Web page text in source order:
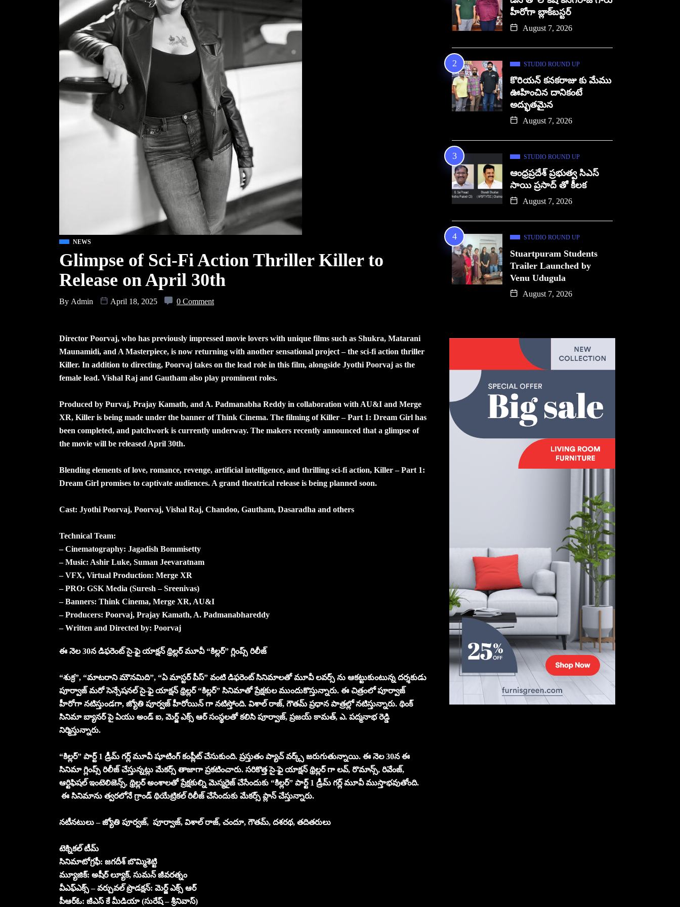
NEWS
Glimpse of Sci-Fi Action Thriller Killer to
Release on April 30th
By Admin April 18, 2025 0 Comment
Director Poorvaj, who has previously impressed movie lovers with unique films such as Shukra, Matarani
Maunamidi, and A Masterpiece, is now returning with another sensational project – the sci-fi action thriller
Killer. In addition to directing, Poorvaj takes on the lead role in this film, alongside Jyothi Poorvaj as the
female lead. Vishal Raj and Gautham also play prominent roles.
Produced by Purvaj, Prajay Kamath, and A. Padmanabha Reddy in collaboration with AU&I and Merge
XR, Killer is being made under the banner of Think Cinema. The filming of Killer – Part 1: Dream Girl has
been completed, and patchwork is currently underway. The makers recently announced that a glimpse of
the movie will be released April 30th.
Blending elements of love, romance, revenge, artificial intelligence, and thrilling sci-fi action, Killer – Part 1:
Dream Girl promises to captivate audiences. A grand theatrical release is being planned soon.
Cast: Jyothi Poorvaj, Poorvaj, Vishal Raj, Chandoo, Gautham, Dasaradha and others
Technical Team:
– Cinematography: Jagadish Bommisetty
– Music: Ashir Luke, Suman Jeevaratnam
– VFX, Virtual Production: Merge XR
– PRO: GSK Media (Suresh – Sreenivas)
– Banners: Think Cinema, Merge XR, AU&I
– Producers: Poorvaj, Prajay Kamath, A. Padmanabhareddy
– Written and Directed by: Poorvaj
ఈ నెల 30న డిఫరెంట్ సై-ఫై యాక్షన్ థ్రిల్లర్ మూవీ “కిల్లర్” గ్లింప్స్ రిలీజ్
“శుక్ర”, “మాటరాని మౌనమిది”, “ఏ మాస్టర్ పీస్” వంటి డిఫరెంట్ సినిమాలతో మూవీ లవర్స్ ను ఆకట్టుకుంటున్న దర్శకుడు
పూర్వాజ్ మరో సెన్సేషనల్ సై-ఫై యాక్షన్ థ్రిల్లర్ “కిల్లర్” సినిమాతో ప్రేక్షకుల ముందుకొస్తున్నారు. ఈ చిత్రంలో పూర్వాజ్
హీరోగా నటిస్తుండగా, జ్యోతి పూర్వజ్ హీరోయిన్ గా నటిస్తోంది. విశాల్ రాజ్, గౌతమ్ ప్రధాన పాత్రల్లో నటిస్తున్నారు. థింక్
సినిమా బ్యానర్ పై ఏయు అండ్ ఐ, మెర్జ్ ఎక్స్ ఆర్ సంస్థలతో కలిసి పూర్వాజ్, ప్రజయ్ కామత్, ఎ. పద్మనాభ రెడ్డి
నిర్మిస్తున్నారు.
“కిల్లర్” పార్ట్ 1 డ్రీమ్ గర్ల్ మూవీ షూటింగ్ కంప్లీట్ చేసుకుంది. ప్రస్తుతం ప్యాచ్ వర్క్స్ జరుగుతున్నాయి. ఈ నెల 30న ఈ
సినిమా గ్లింప్స్ రిలీజ్ చేస్తున్నట్లు మేకర్స్ తాజాగా ప్రకటించారు. సరికొత్త సై-ఫై యాక్షన్ థ్రిల్లర్ గా లవ్, రొమాన్స్, రివేంజ్,
ఆర్టిఫిషల్ ఇంటెలిజెన్స్, థ్రిల్లర్ అంశాలతో ప్రేక్షకుల్ని మెస్మరైజ్ చేసేందుకు “కిల్లర్” పార్ట్ 1 డ్రీమ్ గర్ల్ మూవీ ముస్తాభవుతోంది.
ఈ సినిమాను త్వరలోనే గ్రాండ్ థియేట్రికల్ రిలీజ్ చేసేందుకు మేకర్స్ ప్లాన్ చేస్తున్నారు.
నటీనటులు – జ్యోతి పూర్వజ్, పూర్వాజ్, విశాల్ రాజ్, చందూ, గౌతమ్, దశరథ, తదితరులు
టెక్నికల్ టీమ్
సినిమాటోగ్రఫీ: జగదీశ్ బొమ్మిశెట్టి
మ్యూజిక్: అషీర్ ల్యూక్, సుమన్ జీవరత్నం
వీఎఫ్ఎక్స్ – వర్చువల్ ప్రొడక్షన్: మెర్జ్ ఎక్స్ ఆర్
పీఆర్ఓ: జీఎస్ కే మీడియా (సురేష్ – శ్రీనివాస్)
హీరోగా బ్లాక్‌బస్టర్
August 7, 2026
STUDIO ROUND UP
కొరియన్ కనకరాజు కు మేము
ఊహించిన దానికంటే
అద్భుతమైన
August 7, 2026
STUDIO ROUND UP
ఆంధ్రప్రదేశ్ ప్రభుత్వ సిఎస్
సాయి ప్రసాద్ తో కీలక
August 7, 2026
STUDIO ROUND UP
Stuartpuram Students
Trailer Launched by
Venu Udugula
August 7, 2026